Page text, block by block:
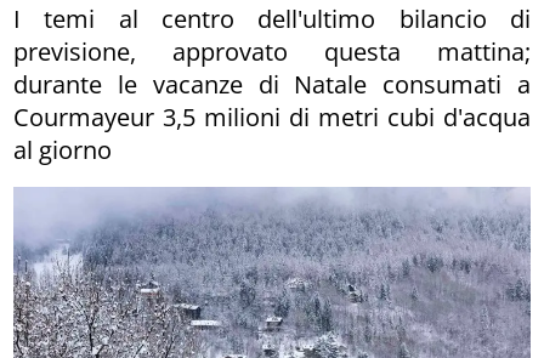
I temi al centro dell'ultimo bilancio di
previsione, approvato questa mattina;
durante le vacanze di Natale consumati a
Courmayeur 3,5 milioni di metri cubi d'acqua
al giorno